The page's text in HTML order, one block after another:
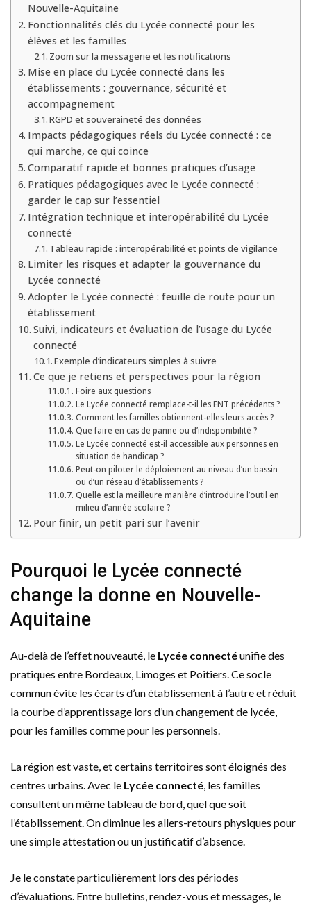
Nouvelle-Aquitaine
Fonctionnalités clés du Lycée connecté pour les
élèves et les familles
Zoom sur la messagerie et les notifications
Mise en place du Lycée connecté dans les
établissements : gouvernance, sécurité et
accompagnement
RGPD et souveraineté des données
Impacts pédagogiques réels du Lycée connecté : ce
qui marche, ce qui coince
Comparatif rapide et bonnes pratiques d’usage
Pratiques pédagogiques avec le Lycée connecté :
garder le cap sur l’essentiel
Intégration technique et interopérabilité du Lycée
connecté
Tableau rapide : interopérabilité et points de vigilance
Limiter les risques et adapter la gouvernance du
Lycée connecté
Adopter le Lycée connecté : feuille de route pour un
établissement
Suivi, indicateurs et évaluation de l’usage du Lycée
connecté
Exemple d’indicateurs simples à suivre
Ce que je retiens et perspectives pour la région
Foire aux questions
Le Lycée connecté remplace-t-il les ENT précédents ?
Comment les familles obtiennent-elles leurs accès ?
Que faire en cas de panne ou d’indisponibilité ?
Le Lycée connecté est-il accessible aux personnes en
situation de handicap ?
Peut-on piloter le déploiement au niveau d’un bassin
ou d’un réseau d’établissements ?
Quelle est la meilleure manière d’introduire l’outil en
milieu d’année scolaire ?
Pour finir, un petit pari sur l’avenir
Pourquoi le Lycée connecté
change la donne en Nouvelle-
Aquitaine
Au-delà de l’effet nouveauté, le Lycée connectéunifie des
pratiques entre Bordeaux, Limoges et Poitiers. Ce socle
commun évite les écarts d’un établissement à l’autre et réduit
la courbe d’apprentissage lors d’un changement de lycée,
pour les familles comme pour les personnels.
La région est vaste, et certains territoires sont éloignés des
centres urbains. Avec le Lycée connecté, les familles
consultent un même tableau de bord, quel que soit
l’établissement. On diminue les allers-retours physiques pour
une simple attestation ou un justificatif d’absence.
Je le constate particulièrement lors des périodes
d’évaluations. Entre bulletins, rendez-vous et messages, le